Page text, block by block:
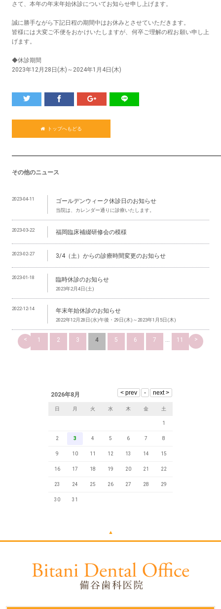
さて、本年の年末年始休診についてお知らせ申し上げます。
誠に勝手ながら下記日程の期間中はお休みとさせていただきます。
皆様には大変ご不便をおかけいたしますが、何卒ご理解の程お願い申し上
げます。
◆休診期間
2023年12月28日(木)～2024年1月4日(木)
トップへもどる
その他のニュース
2023-04-11 ゴールデンウィーク休診日のお知らせ
当院は、カレンダー通りに診療いたします。
2023-03-22 福岡臨床補綴研修会の模様
2023-02-27 3/4（土）からの診療時間変更のお知らせ
2023-01-18 臨時休診のお知らせ
2023年2月4日(土)
2022-12-14 年末年始休診のお知らせ
2022年12月28日(水)午後・29日(木)～2023年1月5日(木)
< 1 2 3 4 5 6 7 ... 11 >
2026年8月
日 月 火 水 木 金 土
1
2 3 4 5 6 7 8
9 10 11 12 13 14 15
16 17 18 19 20 21 22
23 24 25 26 27 28 29
30 31
▲